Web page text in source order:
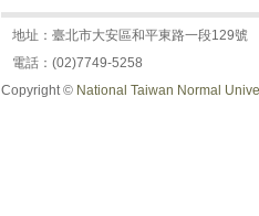
地址：臺北市大安區和平東路一段129號
電話：(02)7749-5258
Copyright © National Taiwan Normal